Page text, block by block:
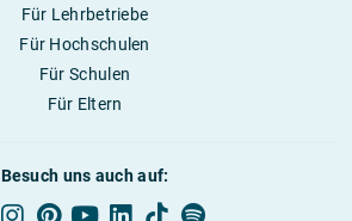
Für Lehrbetriebe
Für Hochschulen
Für Schulen
Für Eltern
Besuch uns auch auf: